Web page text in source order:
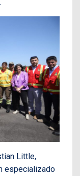
Little,
especializado